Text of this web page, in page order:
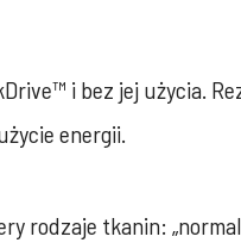
i bez jej użycia.
energii.
rodzaje tkanin: